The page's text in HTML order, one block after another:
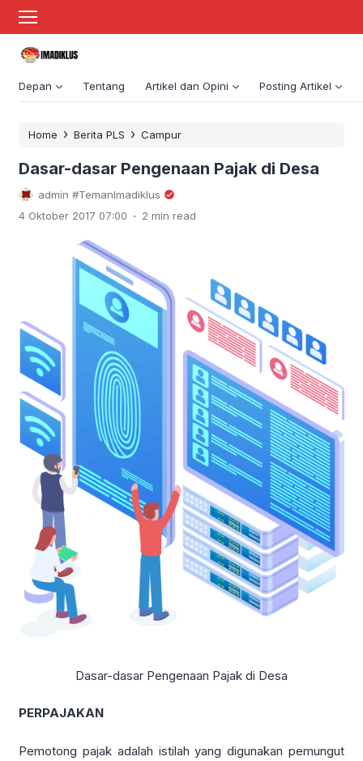
Depan Tentang Artikel dan Opini Posting Artikel
Home › Berita PLS › Campur
Dasar-dasar Pengenaan Pajak di Desa
admin #TemanImadiklus
4 Oktober 2017 07:00 . 2 min read
Dasar-dasar Pengenaan Pajak di Desa
PERPAJAKAN
Pemotong pajak adalah istilah yang digunakan pemungut